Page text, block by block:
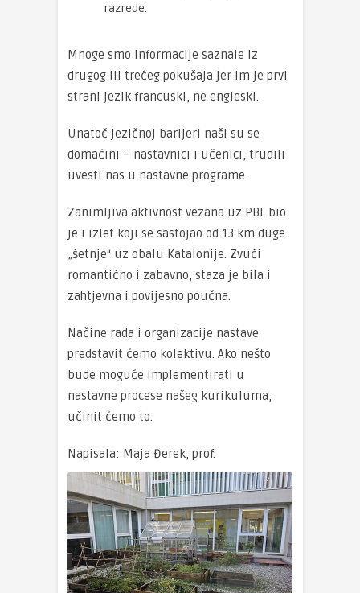
razrede.
Mnoge smo informacije saznale iz
drugog ili trećeg pokušaja jer im je prvi
strani jezik francuski, ne engleski.
Unatoč jezičnoj barijeri naši su se
domaćini – nastavnici i učenici, trudili
uvesti nas u nastavne programe.
Zanimljiva aktivnost vezana uz PBL bio
je i izlet koji se sastojao od 13 km duge
„šetnje“ uz obalu Katalonije. Zvuči
romantično i zabavno, staza je bila i
zahtjevna i povijesno poučna.
Načine rada i organizacije nastave
predstavit ćemo kolektivu. Ako nešto
bude moguće implementirati u
nastavne procese našeg kurikuluma,
učinit ćemo to.
Napisala: Maja Đerek, prof.